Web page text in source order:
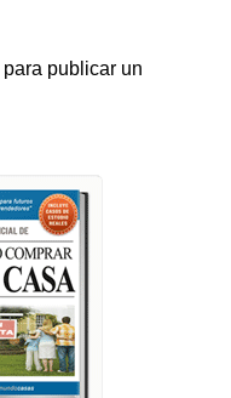
para publicar un